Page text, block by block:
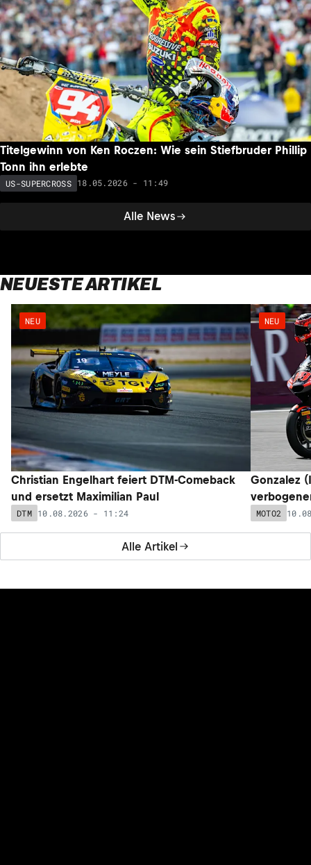
Alle News
Titelgewinn von Ken Roczen: Wie sein Stiefbruder Phillip
Tonn ihn erlebte
US-SUPERCROSS 18.05.2026 - 11:49
NEUESTE ARTIKEL
Alle Artikel
NEU
Christian Engelhart feiert DTM-Comeback
und ersetzt Maximilian Paul
DTM 10.08.2026 - 11:24
NEU
Gonzalez
MOTO2